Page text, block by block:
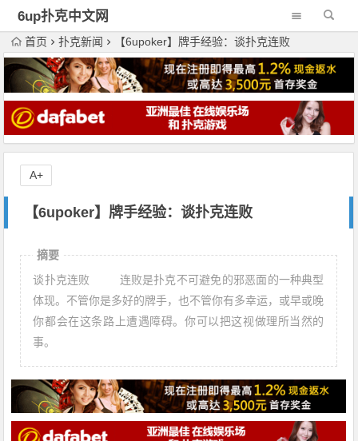
6up扑克中文网
首页 扑克新闻 【6upoker】牌手经验：谈扑克连败
【6upoker】牌手经验：谈扑克连败
A+
摘要
谈扑克连败 连败是扑克不可避免的邪恶面的一种典型
体现。不管你是多好的牌手，也不管你有多幸运，或早或晚
你都会在这条路上遭遇障碍。你可以把这视做理所当然的
事。